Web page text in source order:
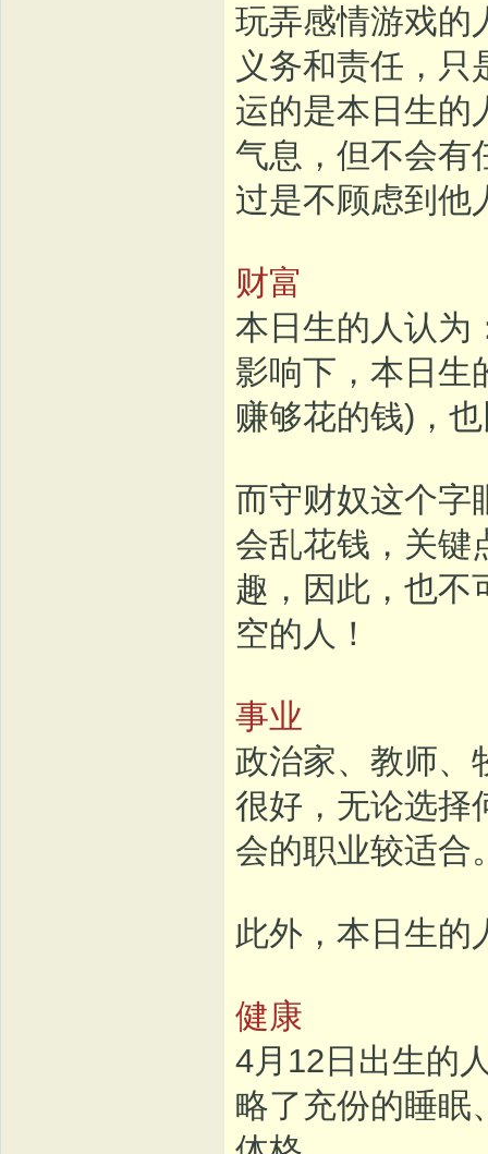
玩弄感情游戏的
义务和责任，
运的是本日生的
气息，但不会有
过是不顾虑到他
财富
本日生的人认为
影响下，本日生
赚够花的钱)，
而守财奴这个字
会乱花钱，关键
趣，因此，也不
空的人！
事业
政治家、教师、
很好，无论选择
会的职业较适合
此外，本日生的
健康
4月12日出生的
略了充份的睡眠